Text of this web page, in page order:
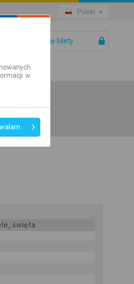
Polski
Twoje bilety
święta
w